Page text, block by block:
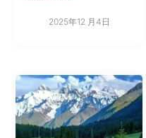
2025年12 月4日